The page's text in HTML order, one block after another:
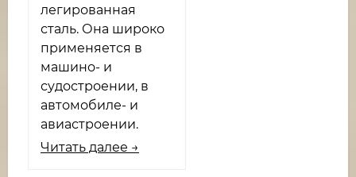
легированная
сталь. Она широко
применяется в
машино- и
судостроении, в
автомобиле- и
авиастроении.
Читать далее →